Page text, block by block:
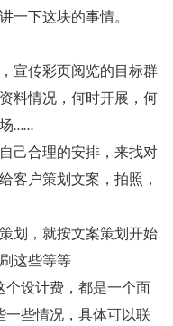
一下这块的事情。
宣传彩页阅览的目标群
料情况，何时开展，何
……
己合理的安排，来找对
客户策划文案，拍照，
划，就按文案策划开始
这些等等
个设计费，都是一个面
一些情况，具体可以联